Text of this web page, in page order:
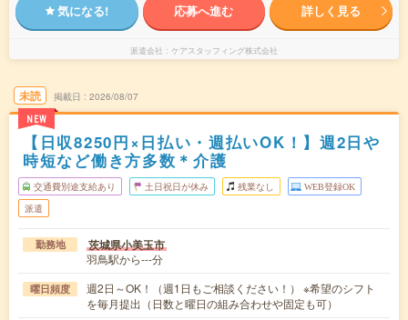
気になる! 応募へ進む 詳しく見る
派遣会社 ケアスタッフィング株式会社
未読
NEW
掲載日 2026/08/07
【日収8250円×日払い・週払いOK！】週2日や
時短など働き方多数＊介護
交通費別途支給あり 土日祝日が休み 残業なし WEB登録OK
派遣
勤務地 茨城県小美玉市
羽鳥駅から---分
曜日頻度
週2日～OK！（週1日もご相談ください！） ※希望のシフト
を毎月提出（日数と曜日の組み合わせや固定も可）